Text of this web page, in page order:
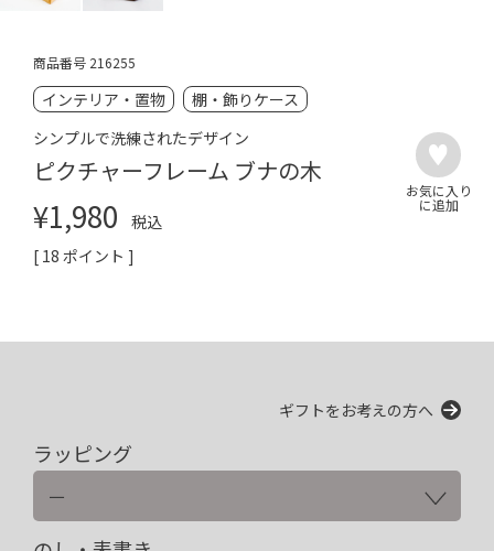
商品番号 216255
インテリア・置物
棚・飾りケース
シンプルで洗練されたデザイン
ピクチャーフレーム ブナの木
¥1,980
税込
[ 18 ポイント ]
ギフトをお考えの方へ
ラッピング